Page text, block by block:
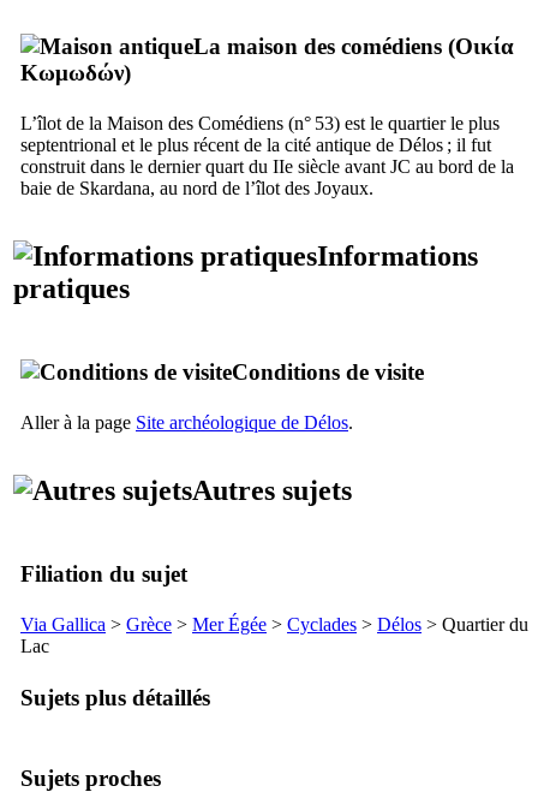
La maison des comédiens (Οικία
Κωμωδών)
L’îlot de la Maison des Comédiens (n° 53) est le quartier le plus
septentrional et le plus récent de la cité antique de Délos ; il fut
construit dans le dernier quart du IIe siècle avant JC au bord de la
baie de Skardana, au nord de l’îlot des Joyaux.
Informations
pratiques
Conditions de visite
Aller à la page Site archéologique de Délos.
Autres sujets
Filiation du sujet
Via Gallica > Grèce > Mer Égée > Cyclades > Délos > Quartier du
Lac
Sujets plus détaillés
Sujets proches